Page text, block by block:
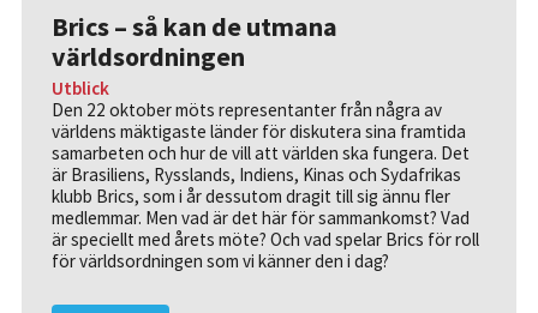
Brics – så kan de utmana
världsordningen
Utblick
Den 22 oktober möts representanter från några av
världens mäktigaste länder för diskutera sina framtida
samarbeten och hur de vill att världen ska fungera. Det
är Brasiliens, Rysslands, Indiens, Kinas och Sydafrikas
klubb Brics, som i år dessutom dragit till sig ännu fler
medlemmar. Men vad är det här för sammankomst? Vad
är speciellt med årets möte? Och vad spelar Brics för roll
för världsordningen som vi känner den i dag?